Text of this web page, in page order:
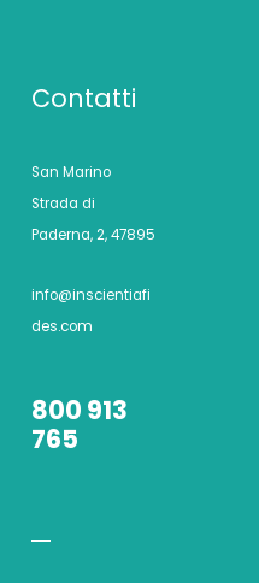
Contatti
San Marino
Strada di
Paderna, 2, 47895
info@inscientiafi
des.com
800 913
765